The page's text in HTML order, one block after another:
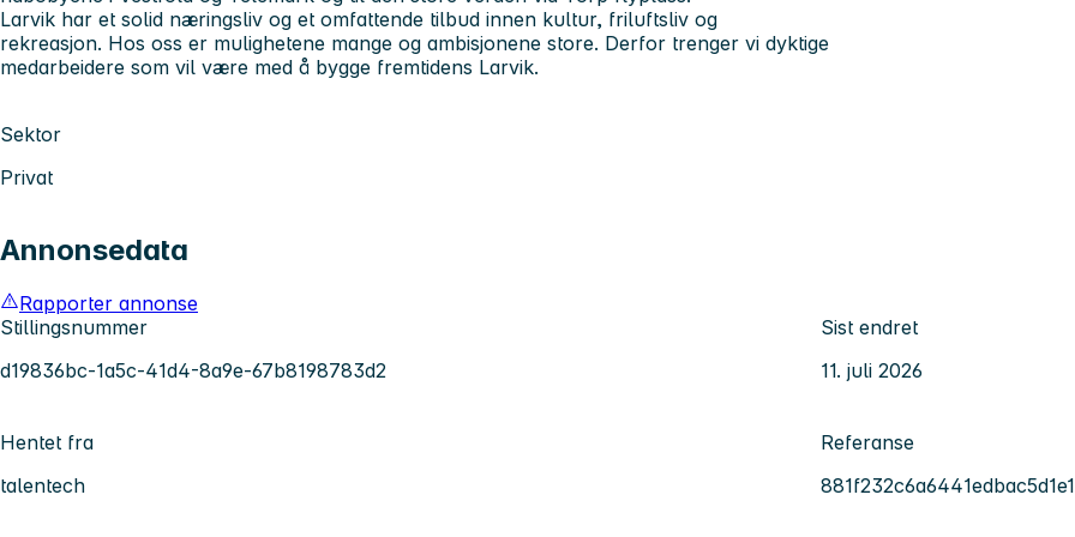
Larvik har et solid næringsliv og et omfattende tilbud innen kultur, friluftsliv og
rekreasjon. Hos oss er mulighetene mange og ambisjonene store. Derfor trenger vi dyktige
medarbeidere som vil være med å bygge fremtidens Larvik.
Sektor
Privat
Annonsedata
Rapporter annonse
Stillingsnummer
d19836bc-1a5c-41d4-8a9e-67b8198783d2
Sist endret
11. juli 2026
Hentet fra
talentech
Referanse